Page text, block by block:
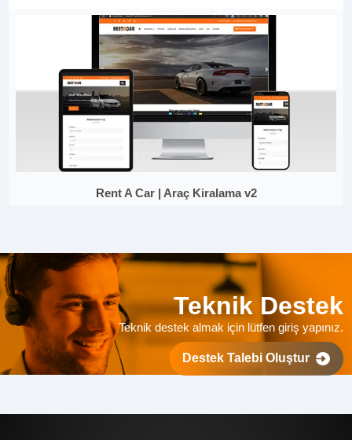
Rent A Car | Araç Kiralama v2
Teknik Destek
Teknik destek almak için lütfen giriş yapınız.
Destek Talebi Oluştur